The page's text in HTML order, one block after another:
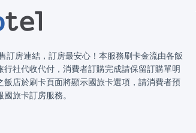
訂房連結，訂房最安心！本服務刷卡金流由各飯
行社代收代付，消費者訂購完成請保留訂購單明
飯店於刷卡頁面將顯示國旅卡選項，請消費者預
旅卡訂房服務。